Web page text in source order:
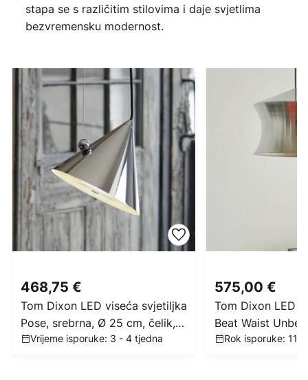
stapa se s različitim stilovima i daje svjetlima
bezvremensku modernost.
468,75 €
Tom Dixon LED viseća svjetiljka
Pose, srebrna, Ø 25 cm, čelik,
dimVrijeme isporuke: 3 - 4 tjedna
575,00 €
Tom Dixon LED
Beat Waist
Rok isporuke: 11